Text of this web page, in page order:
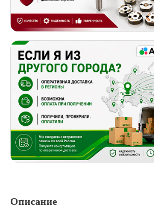
Описание